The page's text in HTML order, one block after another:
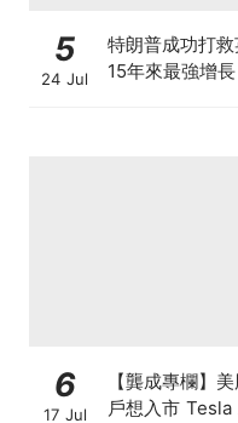
5
24 Jul
特朗普成功打
15年來最強增
6
17 Jul
【龔成專欄】
戶想入市